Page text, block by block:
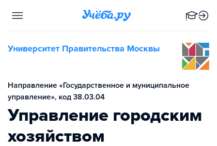
Университет Правительства Москвы
Направление «Государственное и муниципальное
управление», код 38.03.04
Управление городским
хозяйством